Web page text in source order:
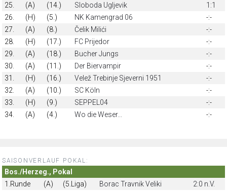
25.
(A) (14.) Sloboda Ugljevik
1:1
26.
(H) (5.) NK Kamengrad 06
-:-
27.
(A) (8.) Čelik Milići
-:-
28.
(H) (17.) FC Prijedor
-:-
29.
(A) (18.) Bucher Jungs
-:-
30.
(A) (11.) Der Biervampir
-:-
31.
(H) (16.) Velež Trebinje Sjeverni 1951
-:-
32.
(A) (10.) SC Köln
-:-
33.
(H) (9.) SEPPEL04
-:-
34.
(A) (4.) Wo die Weser... -:-
SAISONVERLAUF POKAL:
Bos./Herzeg., Pokal
1.Runde
(A) (5.Liga) Borac Travnik Veliki
2:0 n.V.